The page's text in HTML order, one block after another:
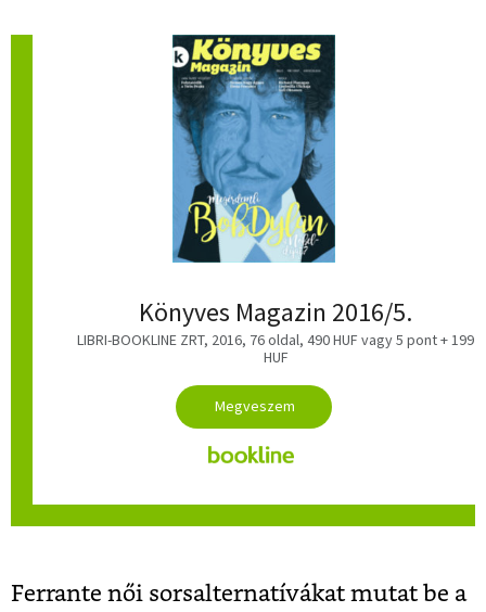
Könyves Magazin 2016/5.
LIBRI-BOOKLINE ZRT, 2016, 76 oldal, 490 HUF vagy 5 pont + 199
HUF
Ferrante női sorsalternatívákat mutat be a